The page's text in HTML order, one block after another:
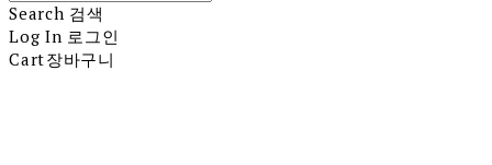
Search 검색
Log In 로그인
Cart장바구니